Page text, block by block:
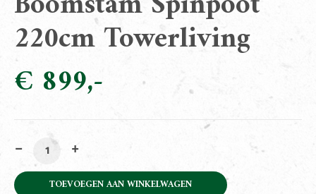
220cm Towerliving
€ 899
Eettafel Sovana Naturel Boomstam Spinpoot 220cm
TOEVOEGEN AAN WINKELWAGEN